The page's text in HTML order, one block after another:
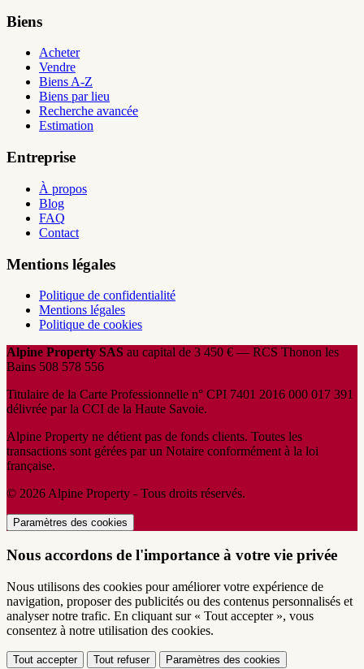
Biens
Acheter
Vendre
Biens A-Z
Biens par lieu
Recherche avancée
Estimation
Entreprise
À propos
Blog
FAQ
Contact
Mentions légales
Politique de confidentialité
Mentions légales
Politique de cookies
Alpine Property SAS au capital de 3 450 € — RCS Thonon les
Bains 508 578 556
Titulaire de la Carte Professionnelle n° CPI 7401 2016 000 017 391
délivrée par la CCI de la Haute Savoie.
Alpine Property ne détient pas de fonds clients. Toutes les
transactions sont gérées par un Notaire conformément à la loi
française.
© 2026 Alpine Property - Tous droits réservés.
Paramètres des cookies
Nous accordons de l'importance à votre vie privée
Nous utilisons des cookies pour améliorer votre expérience de
navigation, proposer des publicités ou des contenus personnalisés et
analyser notre trafic. En cliquant sur « Tout accepter », vous
consentez à notre utilisation des cookies.
Tout accepter Tout refuser Paramètres des cookies